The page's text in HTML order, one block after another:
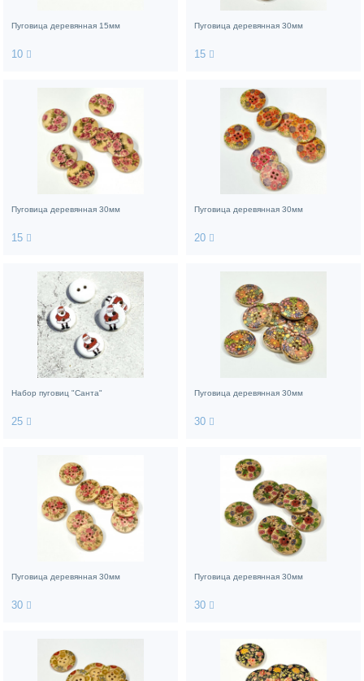
Пуговица деревянная 15мм
10
Пуговица деревянная 30мм
15
Пуговица деревянная 30мм
15
Пуговица деревянная 30мм
20
Набор пуговиц "Санта"
25
Пуговица деревянная 30мм
30
Пуговица деревянная 30мм
30
Пуговица деревянная 30мм
30